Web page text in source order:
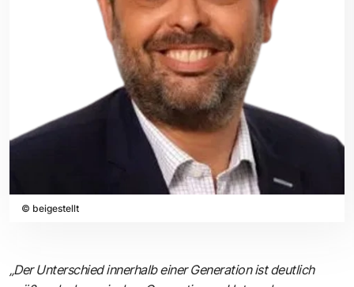
© beigestellt
„Der Unterschied innerhalb einer Generation ist deutlich